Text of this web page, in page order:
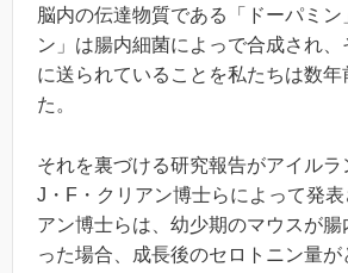
脳内の伝達物質である「ドーパミン
ン」は腸内細菌によっで合成され
に送られていることを私たちは数年
た。
それを裏づける研究報告がアイル
J・F・クリアン博士らによって発表
アン博士らは、幼少期のマウスが
った場合、成長後のセロトニン量